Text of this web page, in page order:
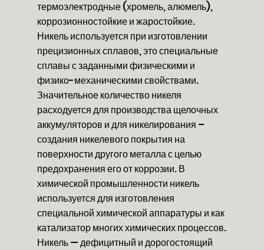
термоэлектродные (хромель, алюмель),
коррозионностойкие и жаростойкие.
Никель используется при изготовлении
прецизионных сплавов, это специальные
сплавы с заданными физическими и
физико-механическими свойствами.
Значительное количество никеля
расходуется для производства щелочных
аккумуляторов и для никелирования –
создания никелевого покрытия на
поверхности другого металла с целью
предохранения его от коррозии. В
химической промышленности никель
используется для изготовления
специальной химической аппаратуры и как
катализатор многих химических процессов.
Никель — дефицитный и дорогостоящий